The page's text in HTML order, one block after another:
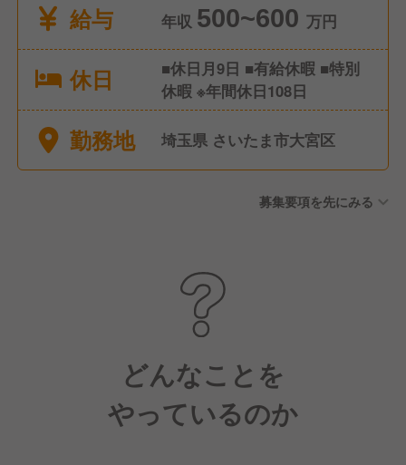
給与
年収 500~600 万円
休日
■休日月9日 ■有給休暇 ■特別
休暇 ※年間休日108日
勤務地 埼玉県 さいたま市大宮区
募集要項を先にみる
どんなことを
やっているのか